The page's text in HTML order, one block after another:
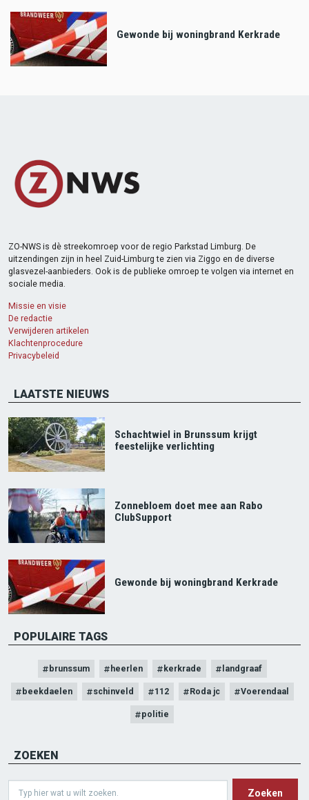
Gewonde bij woningbrand Kerkrade
ZO-NWS is dè streekomroep voor de regio Parkstad Limburg. De
uitzendingen zijn in heel Zuid-Limburg te zien via Ziggo en de diverse
glasvezel-aanbieders. Ook is de publieke omroep te volgen via internet en
sociale media.
Missie en visie
De redactie
Verwijderen artikelen
Klachtenprocedure
Privacybeleid
LAATSTE NIEUWS
Schachtwiel in Brunssum krijgt
feestelijke verlichting
Zonnebloem doet mee aan Rabo
ClubSupport
Gewonde bij woningbrand Kerkrade
POPULAIRE TAGS
brunssum heerlen kerkrade landgraaf
beekdaelen schinveld 112 Roda jc Voerendaal
politie
ZOEKEN